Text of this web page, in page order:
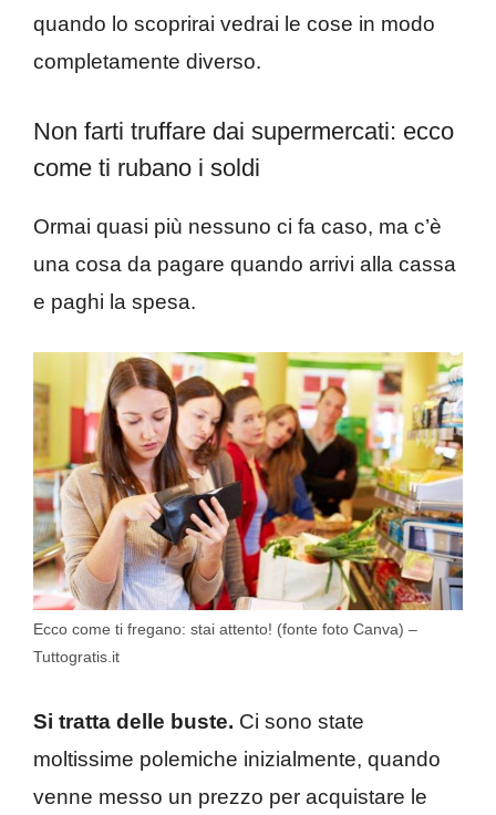
quando lo scoprirai vedrai le cose in modo
completamente diverso.
Non farti truffare dai supermercati: ecco
come ti rubano i soldi
Ormai quasi più nessuno ci fa caso, ma c’è
una cosa da pagare quando arrivi alla cassa
e paghi la spesa.
Ecco come ti fregano: stai attento! (fonte foto Canva) –
Tuttogratis.it
Si tratta delle buste. Ci sono state
moltissime polemiche inizialmente, quando
venne messo un prezzo per acquistare le